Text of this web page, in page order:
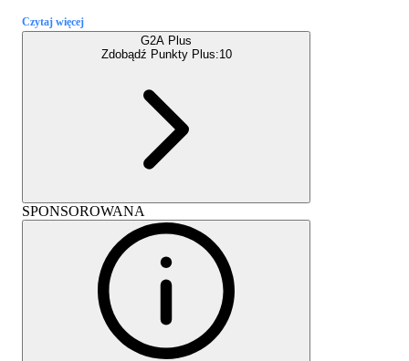
Czytaj więcej
G2A Plus
Zdobądź Punkty Plus:10
SPONSOROWANA